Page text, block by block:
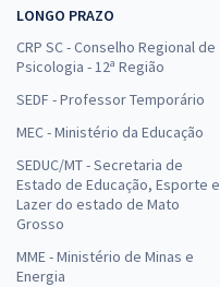
LONGO PRAZO
CRP SC - Conselho Regional de
Psicologia - 12ª Região
SEDF - Professor Temporário
MEC - Ministério da Educação
SEDUC/MT - Secretaria de
Estado de Educação, Esporte e
Lazer do estado de Mato
Grosso
MME - Ministério de Minas e
Energia